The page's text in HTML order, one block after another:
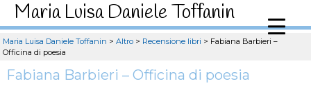
Maria Luisa Daniele Toffanin
Maria Luisa Daniele Toffanin > Altro > Recensione libri > Fabiana Barbieri –
Officina di poesia
Fabiana Barbieri – Officina di poesia